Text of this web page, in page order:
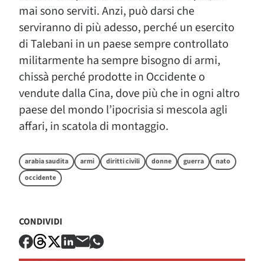
mai sono serviti. Anzi, può darsi che
serviranno di più adesso, perché un esercito
di Talebani in un paese sempre controllato
militarmente ha sempre bisogno di armi,
chissà perché prodotte in Occidente o
vendute dalla Cina, dove più che in ogni altro
paese del mondo l’ipocrisia si mescola agli
affari, in scatola di montaggio.
arabia saudita armi diritti civili donne guerra
nato
occidente
CONDIVIDI